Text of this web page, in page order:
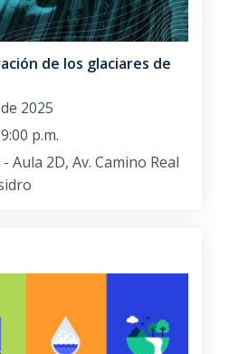
de los glaciares de
2025
p.m.
- Aula 2D, Av. Camino Real